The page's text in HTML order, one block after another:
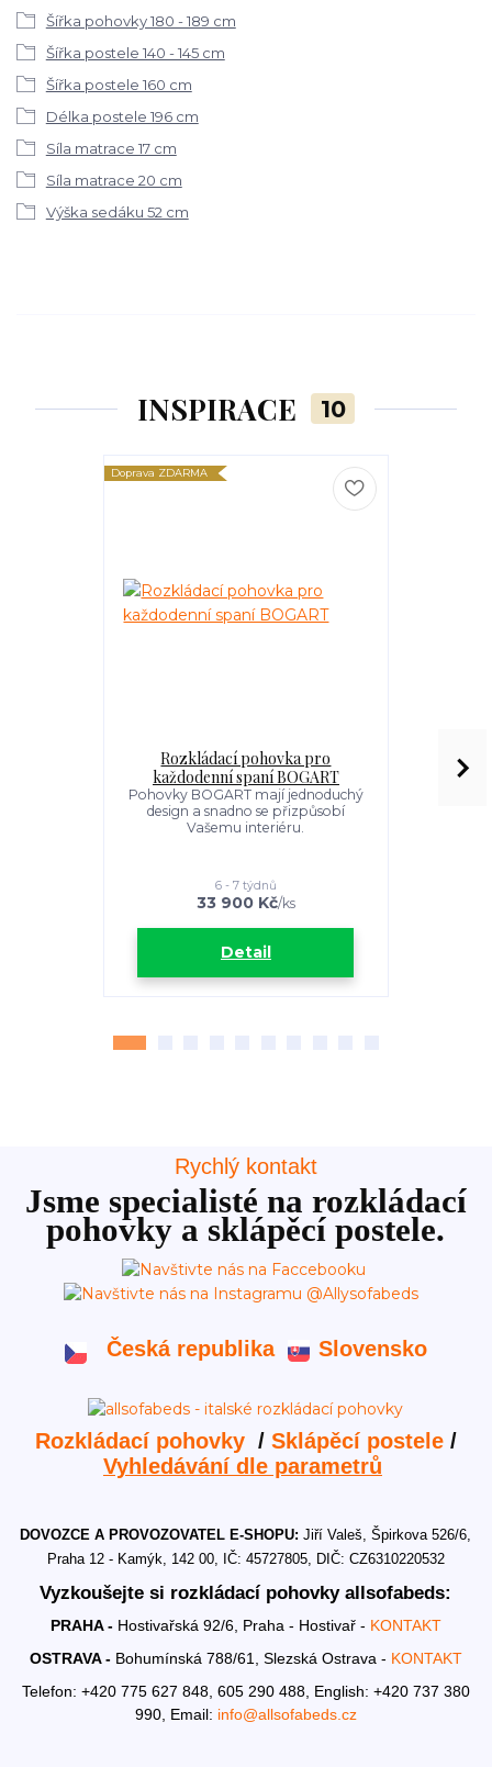
Šířka pohovky 180 - 189 cm
Šířka postele 140 - 145 cm
Šířka postele 160 cm
Délka postele 196 cm
Síla matrace 17 cm
Síla matrace 20 cm
Výška sedáku 52 cm
INSPIRACE 10
Doprava ZDARMA
Rozkládací pohovka pro
každodenní spaní BOGART
Pohovky BOGART mají jednoduchý
design a snadno se přizpůsobí
Vašemu interiéru.
33 900 Kč/ks
6 - 7 týdnů
Detail
Rychlý kontakt
Jsme specialisté na rozkládací
pohovky a sklápěcí postele.
Česká republika Slovensko
Rozkládací pohovky / Sklápěcí postele/
Vyhledávání dle parametrů
DOVOZCE A PROVOZOVATEL E-SHOPU:Jiří Valeš, Špirkova 526/6,
Praha 12 - Kamýk, 142 00, IČ: 45727805, DIČ: CZ6310220532
Vyzkoušejte si rozkládací pohovky allsofabeds:
PRAHA - Hostivařská 92/6, Praha - Hostivař - KONTAKT
OSTRAVA - Bohumínská 788/61, Slezská Ostrava - KONTAKT
Telefon: +420 775 627 848, 605 290 488, English: +420 737 380
990, Email: info@allsofabeds.cz